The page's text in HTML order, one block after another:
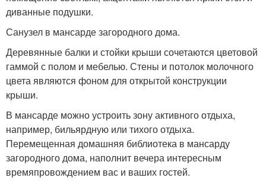
диванные подушки.
Санузел в мансарде загородного дома.
Деревянные балки и стойки крыши сочетаются цветовой
гаммой с полом и мебелью. Стены и потолок молочного
цвета являются фоном для открытой конструкции
крыши.
В мансарде можно устроить зону активного отдыха,
например, бильярдную или тихого отдыха.
Перемещенная домашняя библиотека в мансарду
загородного дома, наполнит вечера интересным
времяпровождением вас и ваших гостей.